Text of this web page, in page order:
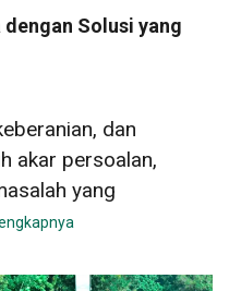
Solusi yang
dan
akar persoalan,
yang